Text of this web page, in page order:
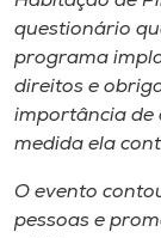
Unoesc
Store
Selecione
questionário
programa
direitos e
importância de
medida ela
O evento
pessoas e